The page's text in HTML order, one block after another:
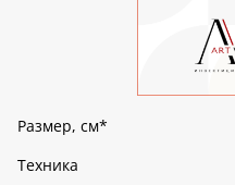
Размер, см*
Техника